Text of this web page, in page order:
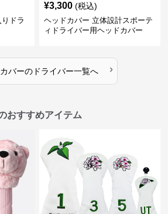
ドラ
¥3,300 (税込)
ヘッドカバー 立体設計スポーテ
ィドライバー用ヘッドカバー
バーのドライバー一覧へ ›
おすすめアイテム